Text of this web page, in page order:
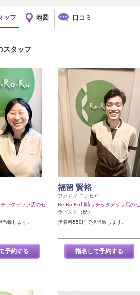
ッフ 地図 口コミ
スタッフ
ッタデッラ店のセ
致します。
予約する
福留 賢裕
フクドメ ヨシヒロ
Re.Ra.Ku川崎ラチッタデッラ店のセ
ラピスト
（歴）
指名料550円で担当致します。
指名して予約する